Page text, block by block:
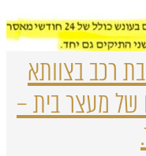
רכב בצוותא
של מעצר בית –